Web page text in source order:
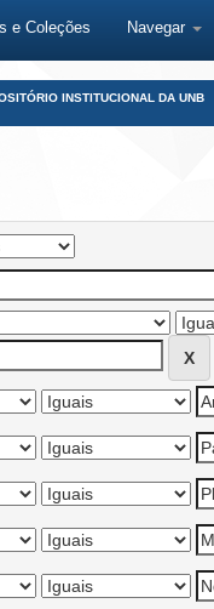
e Coleções Navegar
INSTITUCIONAL DA UNB